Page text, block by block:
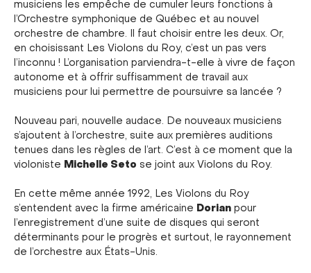
musiciens les empêche de cumuler leurs fonctions à
l’Orchestre symphonique de Québec et au nouvel
orchestre de chambre. Il faut choisir entre les deux. Or,
en choisissant Les Violons du Roy, c’est un pas vers
l’inconnu ! L’organisation parviendra-t-elle à vivre de façon
autonome et à offrir suffisamment de travail aux
musiciens pour lui permettre de poursuivre sa lancée ?
Nouveau pari, nouvelle audace. De nouveaux musiciens
s’ajoutent à l’orchestre, suite aux premières auditions
tenues dans les règles de l’art. C’est à ce moment que la
violoniste
Michelle Seto se joint aux Violons du Roy.
En cette même année 1992, Les Violons du Roy
s’entendent avec la firme américaine
Dorianpour
l’enregistrement d’une suite de disques qui seront
déterminants pour le progrès et surtout, le rayonnement
de l’orchestre aux États-Unis.